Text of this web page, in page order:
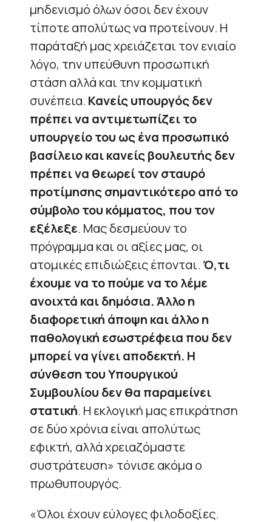
μηδενισμό όλων όσοι δεν έχουν
τίποτε απολύτως να προτείνουν. Η
παράταξή μας χρειάζεται τον ενιαίο
λόγο, την υπεύθυνη προσωπική
στάση αλλά και την κομματική
συνέπεια. Κανείς υπουργός δεν
πρέπει να αντιμετωπίζει το
υπουργείο του ως ένα προσωπικό
βασίλειο και κανείς βουλευτής δεν
πρέπει να θεωρεί τον σταυρό
προτίμησης σημαντικότερο από το
σύμβολο του κόμματος, που τον
εξέλεξε. Μας δεσμεύουν το
πρόγραμμα και οι αξίες μας, οι
ατομικές επιδιώξεις έπονται.Ό,τι
έχουμε να το πούμε να το λέμε
ανοιχτά και δημόσια. Άλλο η
διαφορετική άποψη και άλλο η
παθολογική εσωστρέφεια που δεν
μπορεί να γίνει αποδεκτή. Η
σύνθεση του Υπουργικού
Συμβουλίου δεν θα παραμείνει
στατική. Η εκλογική μας επικράτηση
σε δύο χρόνια είναι απολύτως
εφικτή, αλλά χρειαζόμαστε
συστράτευση» τόνισε ακόμα ο
πρωθυπουργός.
«Όλοι έχουν εύλογες φιλοδοξίες.